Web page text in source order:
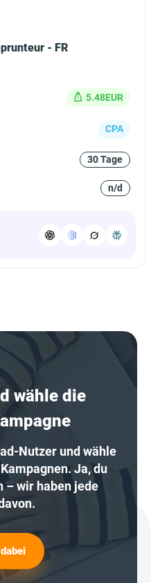
- FR
5.48EUR
CPA
30 Tage
n/d
wähle die
Nutzer und wähle
Ja, du
– wir haben jede